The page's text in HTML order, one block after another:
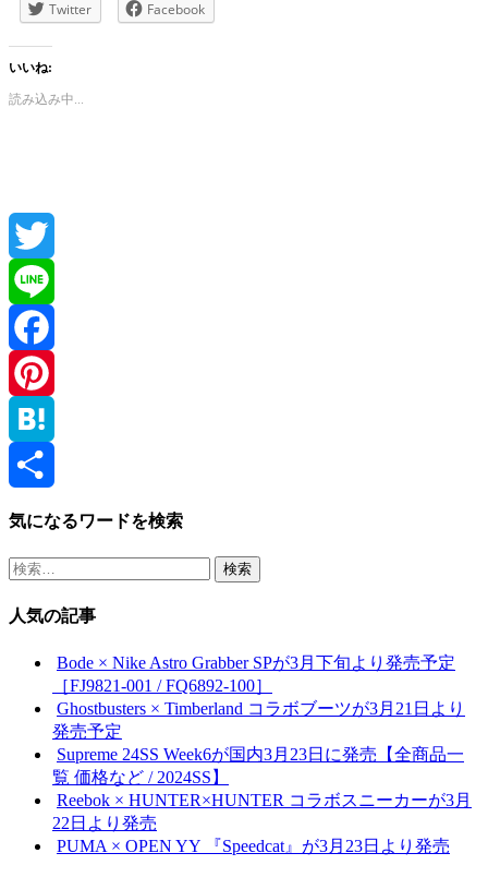
Twitter Facebook
いいね:
読み込み中...
Twitter
Line
Facebook
Pinterest
Hatena
共
有
気になるワードを検索
検
人気の記事
Bode × Nike Astro Grabber SPが3月下旬より発売予定
［FJ9821-001 / FQ6892-100］
Ghostbusters × Timberland コラボブーツが3月21日より
発売予定
Supreme 24SS Week6が国内3月23日に発売【全商品一
覧 価格など / 2024SS】
Reebok × HUNTER×HUNTER コラボスニーカーが3月
22日より発売
PUMA × OPEN YY 『Speedcat』が3月23日より発売